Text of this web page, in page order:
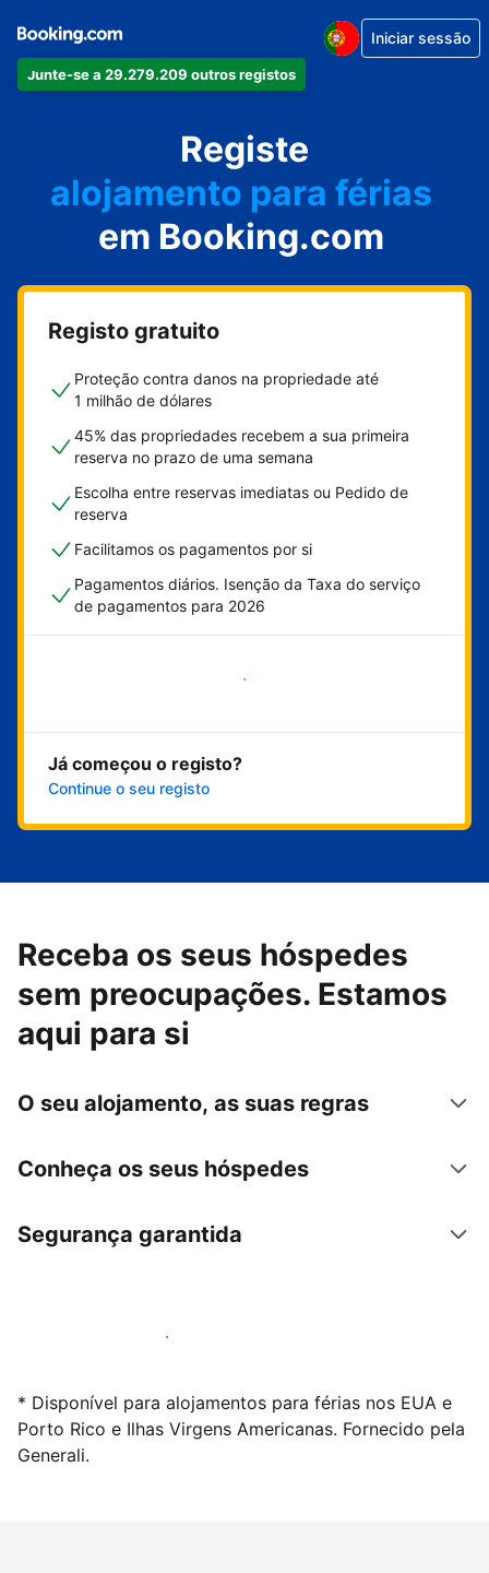
Junte-se a 29.279.209 outros registos
Iniciar sessão
Registe
o seu apartamento
alojamento para férias
a sua villa
o seu hostel
em Booking.com
Registo gratuito
Proteção contra danos na propriedade até
1 milhão de dólares
45% das propriedades recebem a sua primeira
reserva no prazo de uma semana
Escolha entre reservas imediatas ou Pedido de
reserva
Facilitamos os pagamentos por si
Pagamentos diários. Isenção da Taxa do serviço
de pagamentos para 2026
Comece já
Já começou o registo?
Continue o seu registo
Receba os seus hóspedes
sem preocupações. Estamos
aqui para si
O seu alojamento, as suas regras
Conheça os seus hóspedes
Segurança garantida
Anuncie connosco hoje mesmo
* Disponível para alojamentos para férias nos EUA e
Porto Rico e Ilhas Virgens Americanas. Fornecido pela
Generali.